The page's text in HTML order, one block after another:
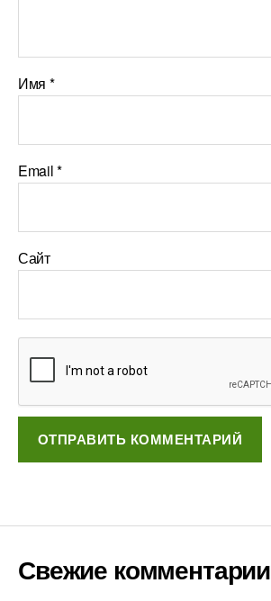
Имя *
Email*
Сайт
Свежие комментарии